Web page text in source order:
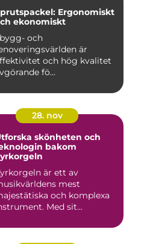
Ergonomiskt
ekonomiskt
och
är
och hög kvalitet
fö...
28. nov
skönheten och
bakom
är ett av
mest
och komplexa
Med sit...